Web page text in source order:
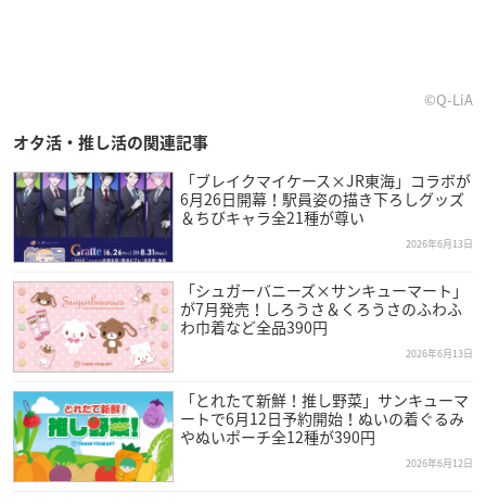
©Q-LiA
オタ活・推し活の関連記事
「ブレイクマイケース×JR東海」コラボが
6月26日開幕！駅員姿の描き下ろしグッズ
＆ちびキャラ全21種が尊い
2026年6月13日
「シュガーバニーズ×サンキューマート」
が7月発売！しろうさ＆くろうさのふわふ
わ巾着など全品390円
2026年6月13日
「とれたて新鮮！推し野菜」サンキューマ
ートで6月12日予約開始！ぬいの着ぐるみ
やぬいポーチ全12種が390円
2026年6月12日